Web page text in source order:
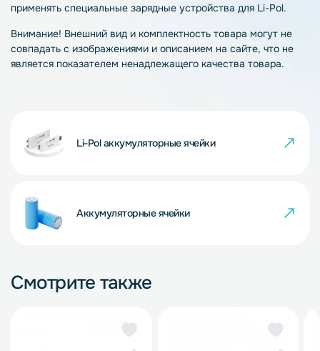
применять специальные зарядные устройства для Li-Pol.
Внимание! Внешний вид и комплектность товара могут не
совпадать с изображениями и описанием на сайте, что не
является показателем ненадлежащего качества товара.
Li-Pol аккумуляторные ячейки
Аккумуляторные ячейки
Смотрите также